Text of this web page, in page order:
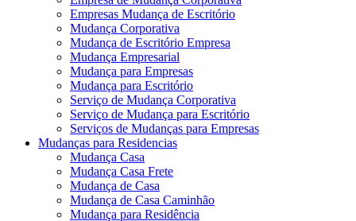
Empresas Mudança de Escritório
Mudança Corporativa
Mudança de Escritório Empresa
Mudança Empresarial
Mudança para Empresas
Mudança para Escritório
Serviço de Mudança Corporativa
Serviço de Mudança para Escritório
Serviços de Mudanças para Empresas
Mudanças para Residencias
Mudança Casa
Mudança Casa Frete
Mudança de Casa
Mudança de Casa Caminhão
Mudança para Residência